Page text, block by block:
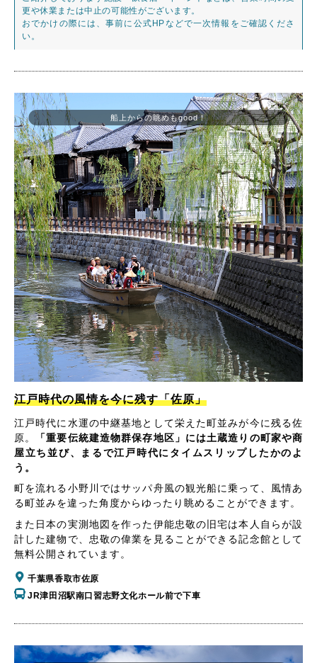
更や休業または中止の可能性がございます。
おでかけの際には、事前に公式HPなどで一次情報をご確認くださ
い。
船上からの眺めもgood！
江戸時代の風情を今に残す「佐原」
江戸時代に水運の中継基地として栄えた町並みが今に残る佐
原。
「重要伝統建造物群保存地区」には土蔵造りの町家や商
屋立ち並び、まるで江戸時代にタイムスリップしたかのよ
う。
町を流れる小野川ではサッパ舟風の観光船に乗って、風情あ
る町並みを違った角度からゆったり眺めることができます。
また日本の実測地図を作った伊能忠敬の旧宅は本人自らが設
計した建物で、忠敬の偉業を見ることができる記念館として
無料公開されています。
千葉県香取市佐原
JR津田沼駅南口習志野文化ホール前で下車